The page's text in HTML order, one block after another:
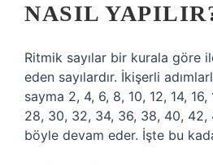
NASIL
Ritmik sayılar bir kurala göre
eden sayılardır. İkişerli
sayma 2, 4, 6, 8, 10, 12, 14,
28, 30, 32, 34, 36, 38, 40,
böyle devam eder. İşte bu